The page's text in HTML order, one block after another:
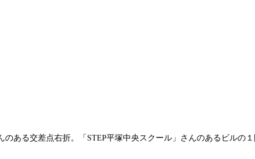
ある交差点右折。「STEP平塚中央スクール」さんのあるビルの